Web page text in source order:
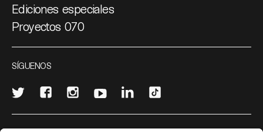
Ediciones especiales
Proyectos 070
SÍGUENOS